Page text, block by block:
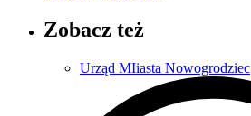
Zobacz też
Urząd MIiasta Nowogrodziec